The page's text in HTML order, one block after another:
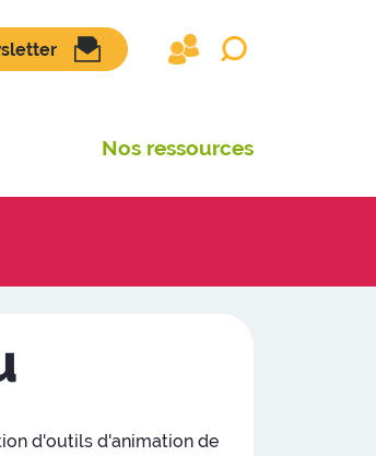
Nos ressources
d'outils d'animation de